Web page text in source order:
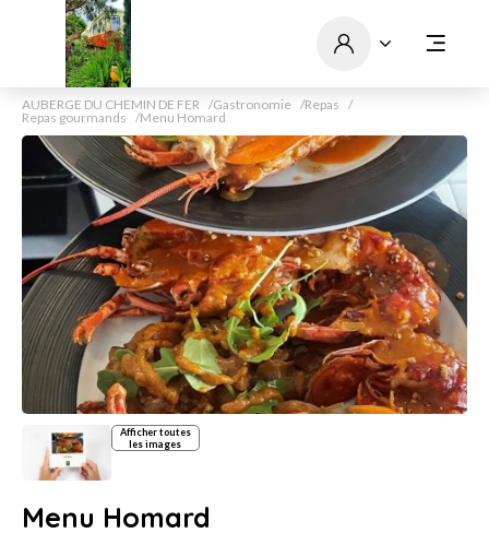
AUBERGE DU CHEMIN DE FER Gastronomie
Repas
Repas gourmands
Menu Homard
Afficher toutes
les images
Menu Homard